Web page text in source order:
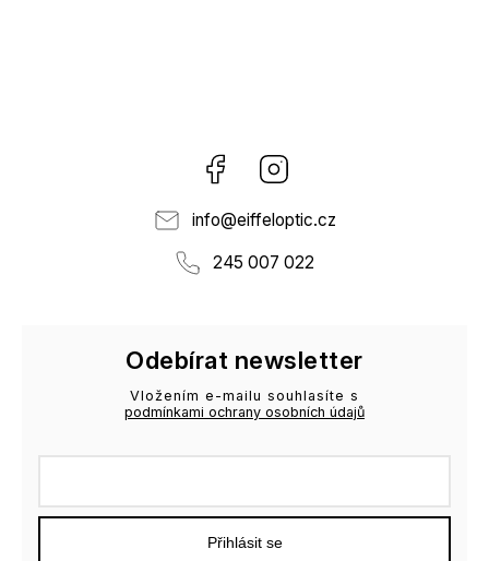
Facebook
info@eiffeloptic.cz
245 007 022
Odebírat newsletter
Vložením e-mailu souhlasíte s
podmínkami ochrany osobních údajů
Přihlásit se